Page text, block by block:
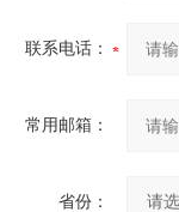
联系电话：
常用邮箱：
省份：